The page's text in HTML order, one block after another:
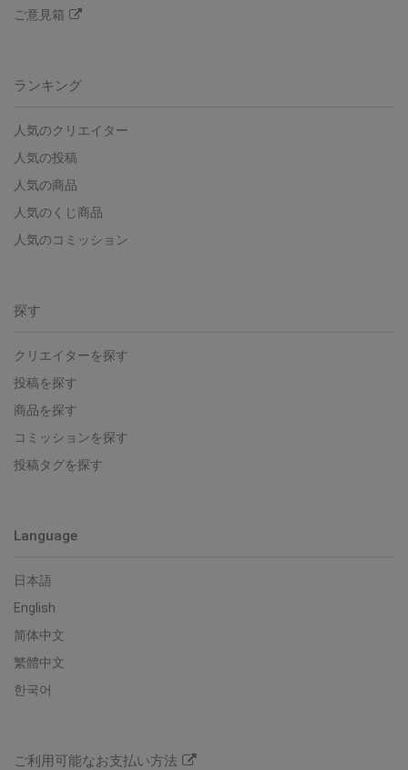
ご意見箱
ランキング
人気のクリエイター
人気の投稿
人気の商品
人気のくじ商品
人気のコミッション
探す
クリエイターを探す
投稿を探す
商品を探す
コミッションを探す
投稿タグを探す
Language
日本語
English
简体中文
繁體中文
한국어
ご利用可能なお支払い方法